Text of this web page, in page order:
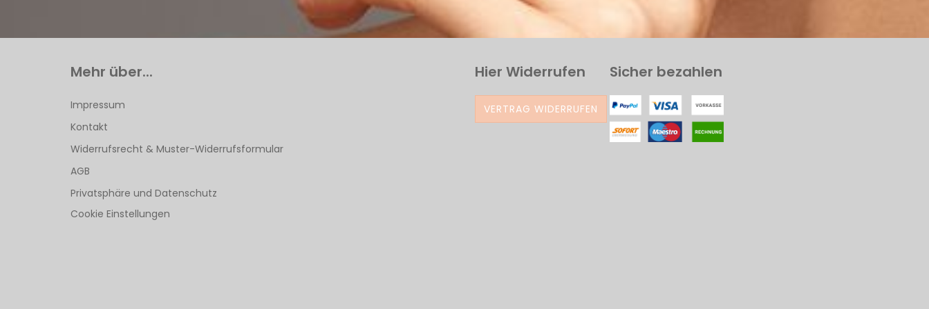
Mehr über...
Impressum
Kontakt
Widerrufsrecht & Muster-Widerrufsformular
AGB
Privatsphäre und Datenschutz
Cookie Einstellungen
Hier Widerrufen
VERTRAG WIDERRUFEN
Sicher bezahlen